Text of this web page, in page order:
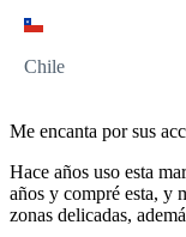
Chile
Me encanta por sus
Hace años uso esta
años y compré esta, y
zonas delicadas,